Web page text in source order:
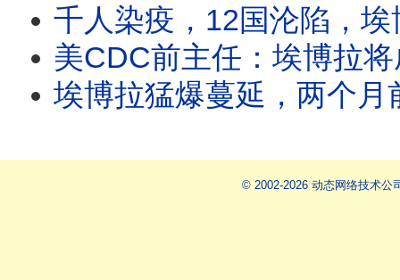
千人染疫，12国沦陷，埃博拉扩散为何挡不住？群众围攻医院，夺尸纵火，大批病
美CDC前主任：埃博拉将成大流行病；美国升级严防，国境防线差点破防？世
埃博拉猛爆蔓延，两个月前已爆发？病毒扩散难追查，中国输入风险为何高？
© 2002-2026 动态网络技术公